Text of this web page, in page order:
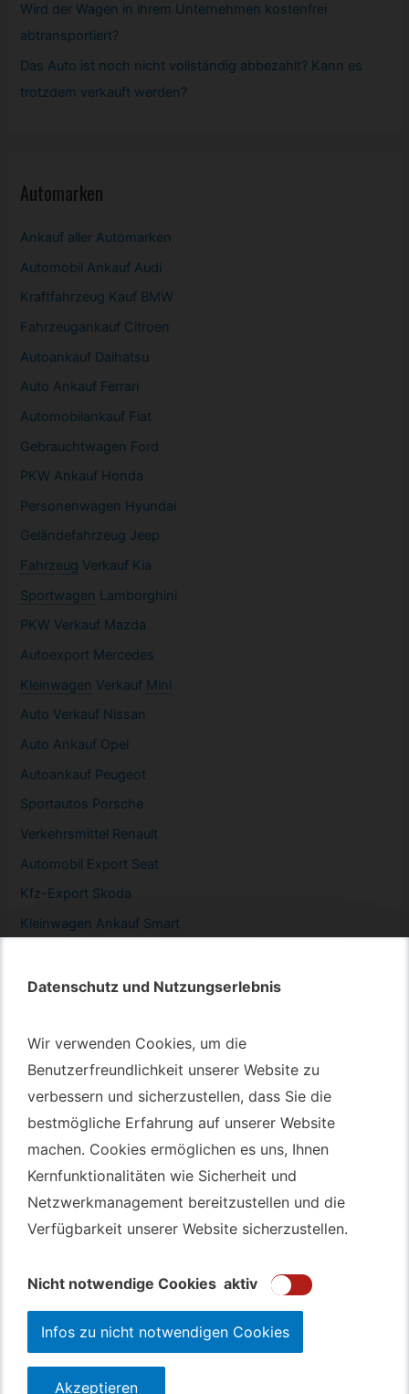
Datenschutz und Nutzungserlebnis
Wir verwenden Cookies, um die
Benutzerfreundlichkeit unserer Website zu
verbessern und sicherzustellen, dass Sie die
bestmögliche Erfahrung auf unserer Website
machen. Cookies ermöglichen es uns, Ihnen
Kernfunktionalitäten wie Sicherheit und
Netzwerkmanagement bereitzustellen und die
Verfügbarkeit unserer Website sicherzustellen.
Nicht notwendige Cookies aktiv
Infos zu nicht notwendigen Cookies
Akzeptieren
Datenschutz und Nutzungserlebnis
Wir verwenden Cookies, um die
Benutzerfreundlichkeit unserer Website zu
verbessern und sicherzustellen, dass Sie die
bestmögliche Erfahrung auf unserer Website
machen. Cookies ermöglichen es uns, Ihnen
Kernfunktionalitäten wie Sicherheit und
Netzwerkmanagement bereitzustellen und die
Verfügbarkeit unserer Website sicherzustellen.
Nicht notwendige Cookies aktiv
Infos zu nicht notwendigen Cookies
Akzeptieren
Wird der Wagen in ihrem Unternehmen kostenfrei
abtransportiert?
Das Auto ist noch nicht vollständig abbezahlt? Kann es
trotzdem verkauft werden?
Automarken
Ankauf aller Automarken
Automobil Ankauf Audi
Kraftfahrzeug Kauf BMW
Fahrzeugankauf Citroen
Autoankauf Daihatsu
Auto Ankauf Ferrari
Automobilankauf Fiat
Gebrauchtwagen Ford
PKW Ankauf Honda
Personenwagen Hyundai
Geländefahrzeug Jeep
Fahrzeug Verkauf Kia
Sportwagen Lamborghini
PKW Verkauf Mazda
Autoexport Mercedes
Kleinwagen Verkauf Mini
Auto Verkauf Nissan
Auto Ankauf Opel
Autoankauf Peugeot
Sportautos Porsche
Verkehrsmittel Renault
Automobil Export Seat
Kfz-Export Skoda
Kleinwagen Ankauf Smart
Autotransport Bochum
Autotransport Düsseldorf
Autotransport Essen
Autoexport Gelsenkirchen
GebrauchtwagenAnkauf Bochum